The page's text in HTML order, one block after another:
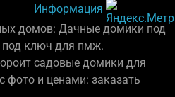
Информация
домов: Дачные домики под
под ключ для пмж.
садовые домики для
фото и ценами: заказать